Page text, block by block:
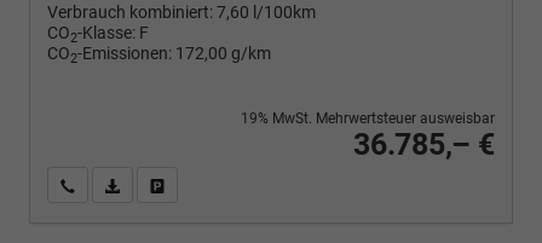
Verbrauch kombiniert:7,60 l/100km
CO2-Klasse: F
CO2-Emissionen: 172,00 g/km
36.785,– €
19% MwSt. Mehrwertsteuer ausweisbar
Wir rufen Sie anPDF-Fahrzeugexposé drucken